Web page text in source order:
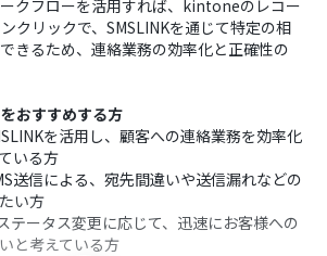
クフローを活用すれば、kintoneのレコー
クリックで、SMSLINKを通じて特定の相
きるため、連絡業務の効率化と正確性の
おすすめする方
を活用し、顧客への連絡業務を効率化
いる方
送信による、宛先間違いや送信漏れなどの
い方
ータス変更に応じて、迅速にお客様への
と考えている方